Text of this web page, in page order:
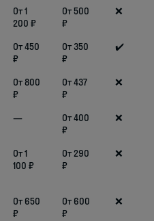
От 1
200 ₽
От 500
₽
❌
От 450
₽
От 350
₽
✔️
От 800
₽
От 437
₽
❌
—
От 400
₽
❌
От 1
100 ₽
От 290
₽
❌
От 650
₽
От 600
₽
❌